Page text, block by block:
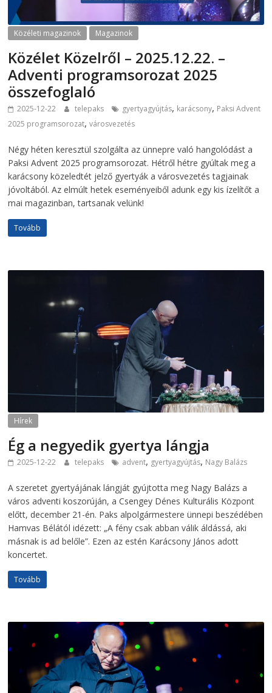
Közéleti magazinok Magazinok
Közélet Közelről – 2025.12.22. –
Adventi programsorozat 2025
összefoglaló
2025-12-22 telepaks gyertyagyújtás, karácsony, Paksi Advent
2025 programsorozat,városvezetés
Négy héten keresztül szolgálta az ünnepre való hangolódást a
Paksi Advent 2025 programsorozat. Hétről hétre gyúltak meg a
karácsony közeledtét jelző gyertyák a városvezetés tagjainak
jóvoltából. Az elmúlt hetek eseményeiből adunk egy kis ízelítőt a
mai magazinban, tartsanak velünk!
Tovább
Hírek
Ég a negyedik gyertya lángja
2025-12-22 telepaks advent, gyertyagyújtás, Nagy Balázs
A szeretet gyertyájának lángját gyújtotta meg Nagy Balázs a
város adventi koszorúján, a Csengey Dénes Kulturális Központ
előtt, december 21-én. Paks alpolgármestere ünnepi beszédében
Hamvas Bélától idézett: „A fény csak abban válik áldássá, aki
másnak is ad belőle”. Ezen az estén Karácsony János adott
koncertet.
Tovább